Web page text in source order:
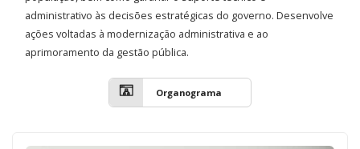
administrativo às decisões estratégicas do governo. Desenvolve
ações voltadas à modernização administrativa e ao
aprimoramento da gestão pública.
Organograma